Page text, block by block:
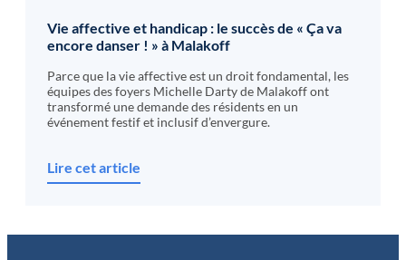
Vie affective et handicap : le succès de « Ça va
encore danser ! » à Malakoff
Parce que la vie affective est un droit fondamental, les
équipes des foyers Michelle Darty de Malakoff ont
transformé une demande des résidents en un
événement festif et inclusif d’envergure.
Lire cet article